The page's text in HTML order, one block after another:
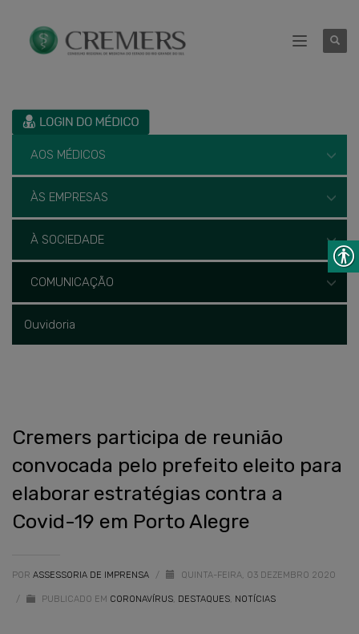
AOS MÉDICOS
ÀS EMPRESAS
À SOCIEDADE
COMUNICAÇÃO
Ouvidoria
Cremers participa de reunião
convocada pelo prefeito eleito para
elaborar estratégias contra a
Covid-19 em Porto Alegre
POR ASSESSORIA DE IMPRENSA / QUINTA-FEIRA, 03 DEZEMBRO 2020
/ PUBLICADO EM CORONAVÍRUS, DESTAQUES, NOTÍCIAS